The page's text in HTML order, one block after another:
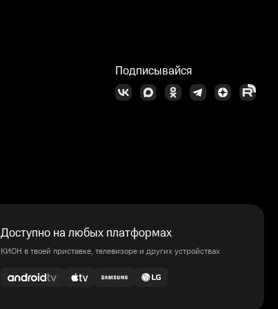
Подписывайся
Доступно на любых платформах
КИОН в твоей приставке, телевизоре и других устройствах